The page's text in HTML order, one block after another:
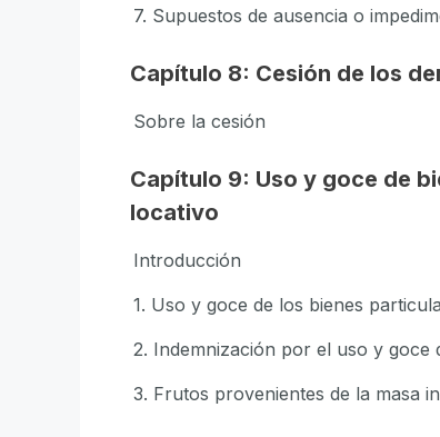
7. Supuestos de ausencia o
Capítulo 8: Cesión de los
Sobre la cesión
Capítulo 9: Uso y goce de
locativo
Introducción
1. Uso y goce de los bienes
2. Indemnización por el uso y goce
3. Frutos provenientes de la masa